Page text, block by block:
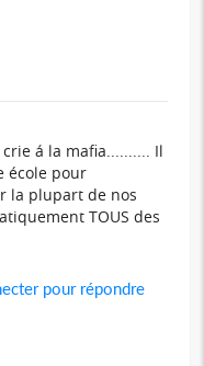
á la mafia.......... Il
école pour
la plupart de nos
TOUS des
pour répondre